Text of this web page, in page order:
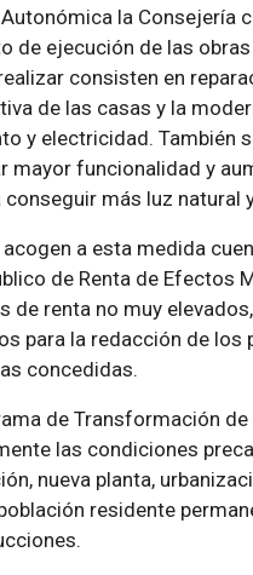
la Consejería
de ejecución de las
consisten en
de las casas y la
y electricidad.
mayor funcionalidad y
más luz natural
a esta medida
de Renta de Efectos
de renta no muy
para la redacción de
concedidas.
de Transformación
las condiciones
nueva planta,
residente